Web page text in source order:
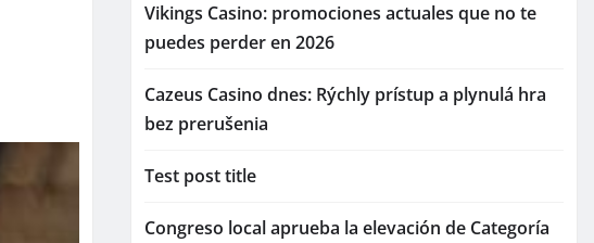
Vikings Casino: promociones actuales que no te
puedes perder en 2026
Cazeus Casino dnes: Rýchly prístup a plynulá hra
bez prerušenia
Test post title
Congreso local aprueba la elevación de Categoría